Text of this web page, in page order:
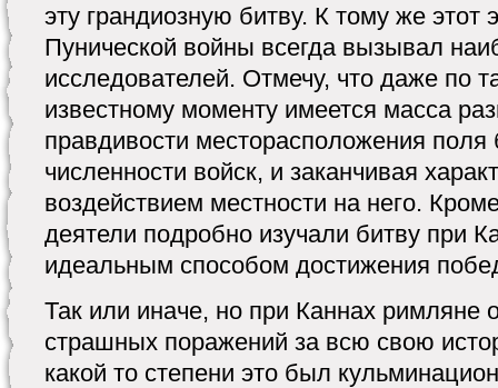
эту грандиозную битву. К тому же этот
Пунической войны всегда вызывал
исследователей. Отмечу, что даже по
известному моменту имеется масса
правдивости месторасположения поля
численности войск, и заканчивая
воздействием местности на него.
деятели подробно изучали битву при
идеальным способом достижения
Так или иначе, но при Каннах римляне
страшных поражений за всю свою
какой то степени это был